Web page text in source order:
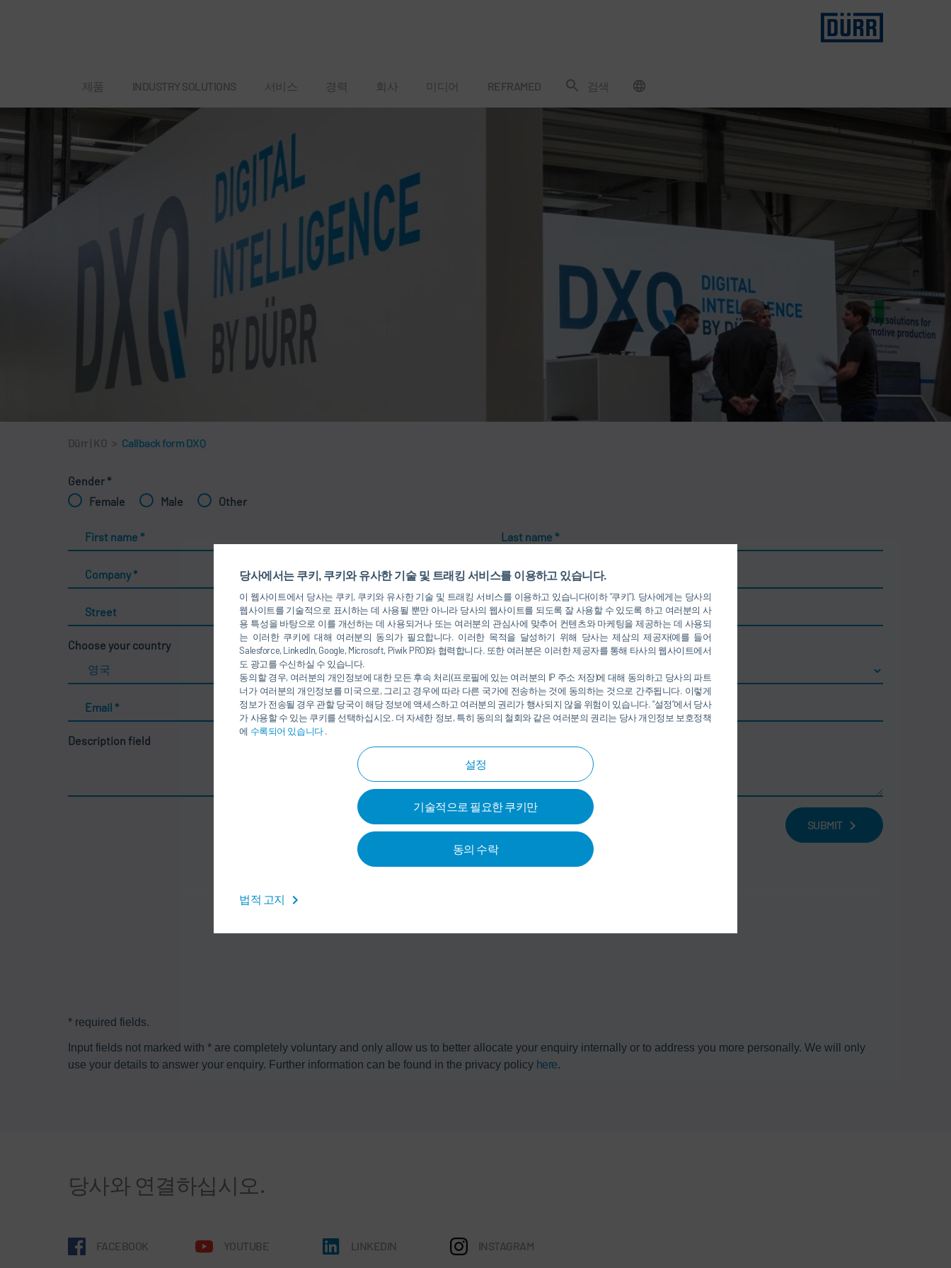
당사에서는 쿠키, 쿠키와 유사한 기술 및 트래킹 서비스를 이용하고 있습니다.
이 웹사이트에서 당사는 쿠키, 쿠키와 유사한 기술 및 트래킹 서비스를 이용하고 있습니다(이하 “쿠키”). 당사에게는 당사의
웹사이트를 기술적으로 표시하는 데 사용될 뿐만 아니라 당사의 웹사이트를 되도록 잘 사용할 수 있도록 하고 여러분의 사
용 특성을 바탕으로 이를 개선하는 데 사용되거나 또는 여러분의 관심사에 맞추어 컨텐츠와 마케팅을 제공하는 데 사용되
는 이러한 쿠키에 대해 여러분의 동의가 필요합니다. 이러한 목적을 달성하기 위해 당사는 제삼의 제공자(예를 들어
Salesforce, LinkedIn, Google, Microsoft, Piwik PRO)와 협력합니다. 또한 여러분은 이러한 제공자를 통해 타사의 웹사이트에서
도 광고를 수신하실 수 있습니다.
동의할 경우, 여러분의 개인정보에 대한 모든 후속 처리(프로필에 있는 여러분의 IP 주소 저장)에 대해 동의하고 당사의 파트
너가 여러분의 개인정보를 미국으로, 그리고 경우에 따라 다른 국가에 전송하는 것에 동의하는 것으로 간주됩니다. 이렇게
정보가 전송될 경우 관할 당국이 해당 정보에 액세스하고 여러분의 권리가 행사되지 않을 위험이 있습니다. “설정”에서 당사
가 사용할 수 있는 쿠키를 선택하십시오. 더 자세한 정보, 특히 동의의 철회와 같은 여러분의 권리는 당사 개인정보 보호정책
에 수록되어 있습니다.
설정
기술적으로 필요한 쿠키만
동의 수락
법적 고지
제품 INDUSTRY SOLUTIONS 서비스 경력 회사 미디어 REFRAMED 검색
Dürr | KO > Callback form DXQ
Gender *
Female
Male Other
First name * Last name *
Company*
Street Zip Code City
Choose your country
Email * Phone
Description field
SUBMIT
* required fields.
Input fields not marked with * are completely voluntary and only allow us to better allocate your enquiry internally or to address you more personally. We will only
use your details to answer your enquiry. Further information can be found in the privacy policy here.
당사와 연결하십시오.
FACEBOOK YOUTUBE LINKEDIN INSTAGRAM